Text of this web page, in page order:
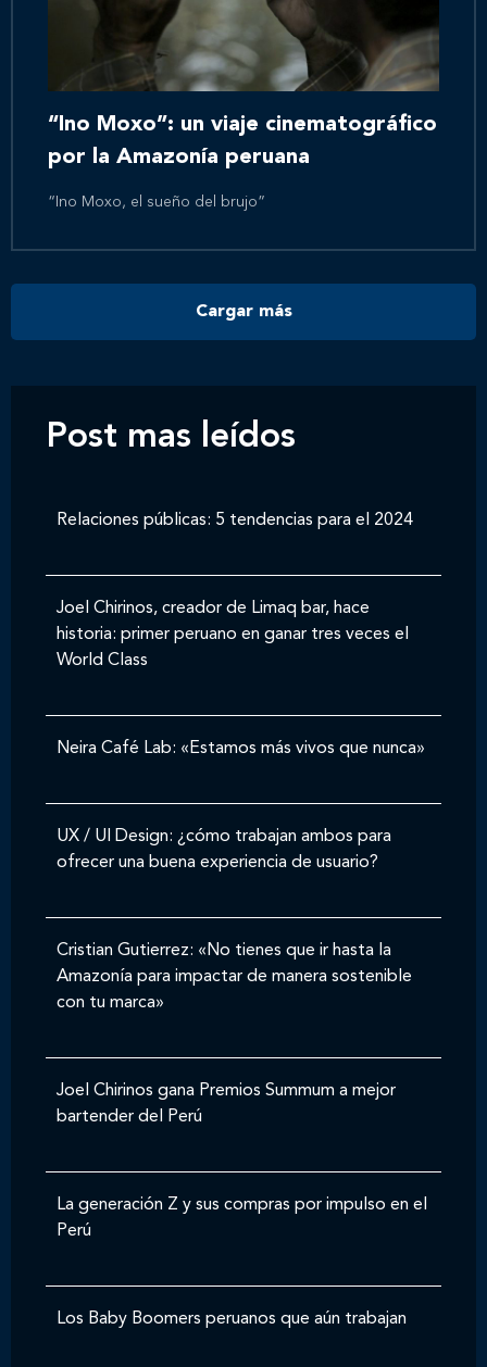
Inicio
Nosotros
Novedades
Contáctanos
“Ino Moxo”: un viaje cinematográfico
por la Amazonía peruana
“Ino Moxo, el sueño del brujo”
Cargar más
Post mas leídos
Relaciones públicas: 5 tendencias para el 2024
Joel Chirinos, creador de Limaq bar, hace
historia: primer peruano en ganar tres veces el
World Class
Neira Café Lab: «Estamos más vivos que nunca»
UX / UI Design: ¿cómo trabajan ambos para
ofrecer una buena experiencia de usuario?
Cristian Gutierrez: «No tienes que ir hasta la
Amazonía para impactar de manera sostenible
con tu marca»
Joel Chirinos gana Premios Summum a mejor
bartender del Perú
La generación Z y sus compras por impulso en el
Perú
Los Baby Boomers peruanos que aún trabajan